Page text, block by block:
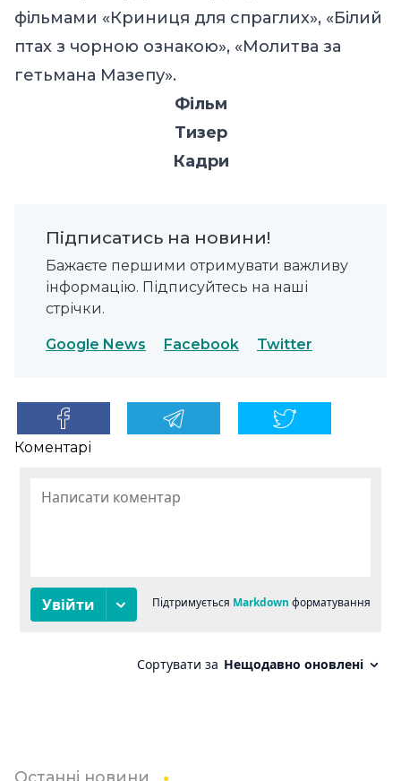
фільмами «Криниця для спраглих», «Білий
птах з чорною ознакою», «Молитва за
гетьмана Мазепу».
Фільм
Тизер
Кадри
Підписатись на новини!
Бажаєте першими отримувати важливу
інформацію. Підписуйтесь на наші
стрічки.
Google News Facebook Twitter
Коментарі